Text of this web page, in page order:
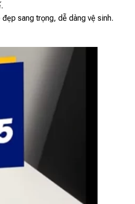
sang trọng, dễ dàng vệ sinh.